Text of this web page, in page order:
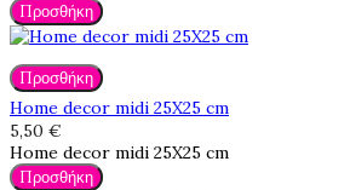
Προσθήκη
Προσθήκη
Home decor midi 25X25 cm
5,50 €
Home decor midi 25X25 cm
Προσθήκη